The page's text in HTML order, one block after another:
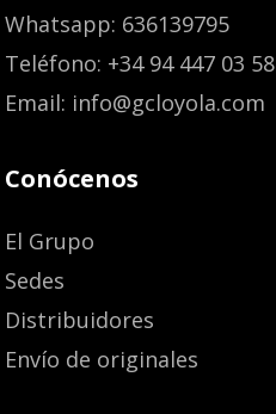
Whatsapp: 636139795
Teléfono: +34 94 447 03 58
Email: info@gcloyola.com
Conócenos
El Grupo
Sedes
Distribuidores
Envío de originales